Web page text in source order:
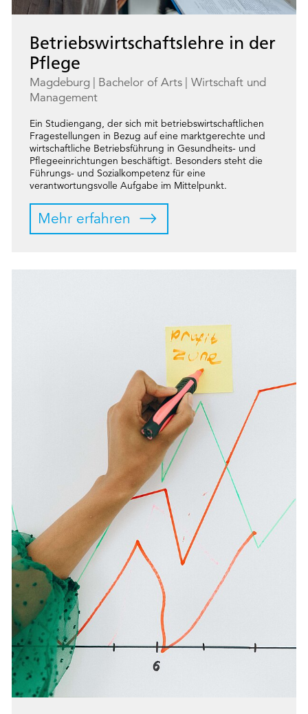
Betriebswirtschaftslehre in der
Pflege
Magdeburg Bachelor of Arts
Wirtschaft und
Management
Ein Studiengang, der sich mit betriebswirtschaftlichen
Fragestellungen in Bezug auf eine marktgerechte und
wirtschaftliche Betriebsführung in Gesundheits- und
Pflegeeinrichtungen beschäftigt. Besonders steht die
Führungs- und Sozialkompetenz für eine
verantwortungsvolle Aufgabe im Mittelpunkt.
Mehr erfahren